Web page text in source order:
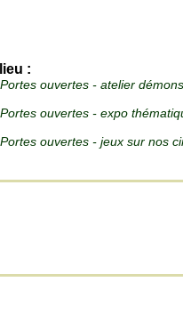
:
Portes ouvertes - atelier
Portes ouvertes - expo
Portes ouvertes - jeux sur nos